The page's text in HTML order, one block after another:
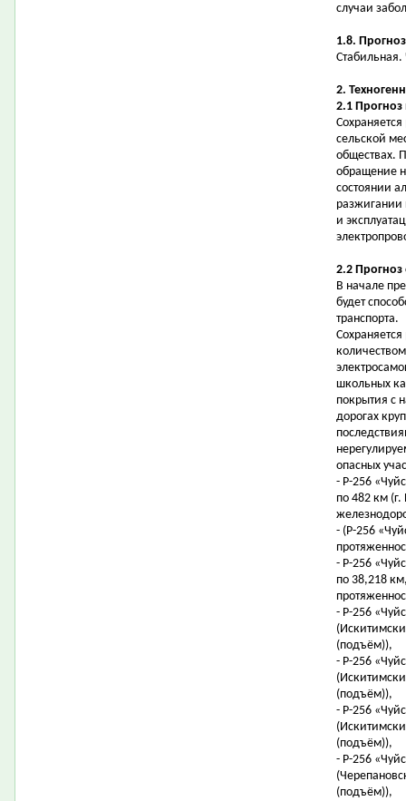
случаи
1.8.
2.
2.1
сельской
обществах.
обращение
состоянии
разжигании
и
2.2 Прогноз
В начале
будет
транспорта.
школьных
покрытия с
дорогах
опасных
- Р-256
по 482 км
- (Р-256
- Р-256
по 38,218
- Р-256
(подъём)),
- Р-256
(подъём)),
- Р-256
(подъём)),
- Р-256
(подъём)),